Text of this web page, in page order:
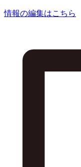
情報の編集はこちら